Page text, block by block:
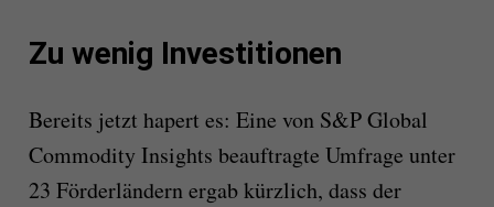
Zu wenig Investitionen
Bereits jetzt hapert es: Eine von S&P Global
Commodity Insights beauftragte Umfrage unter
23 Förderländern ergab kürzlich, dass der